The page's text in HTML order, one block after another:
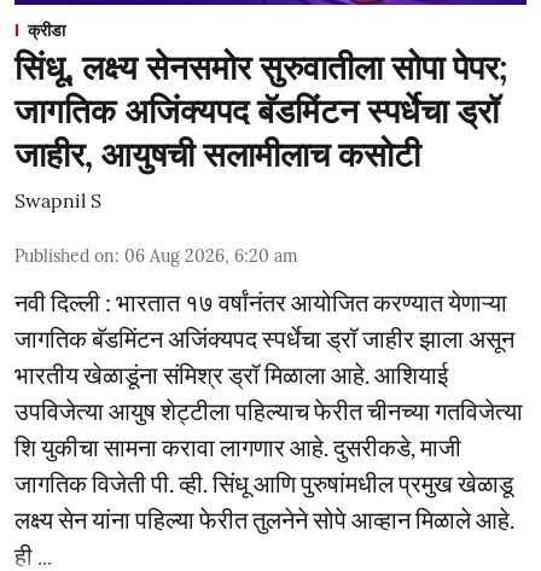
क्रीडा
सिंधू, लक्ष्य सेनसमोर सुरुवातीला सोपा पेपर;
जागतिक अजिंक्यपद बॅडमिंटन स्पर्धेचा ड्रॉ
जाहीर, आयुषची सलामीलाच कसोटी
Swapnil S
Published on: 06 Aug 2026, 6:20 am
नवी दिल्ली : भारतात १७ वर्षांनंतर आयोजित करण्यात येणाऱ्या
जागतिक बॅडमिंटन अजिंक्यपद स्पर्धेचा ड्रॉ जाहीर झाला असून
भारतीय खेळाडूंना संमिश्र ड्रॉ मिळाला आहे. आशियाई
उपविजेत्या आयुष शेट्टीला पहिल्याच फेरीत चीनच्या गतविजेत्या
शि युकीचा सामना करावा लागणार आहे. दुसरीकडे, माजी
जागतिक विजेती पी. व्ही. सिंधू आणि पुरुषांमधील प्रमुख खेळाडू
लक्ष्य सेन यांना पहिल्या फेरीत तुलनेने सोपे आव्हान मिळाले आहे.
ही ...